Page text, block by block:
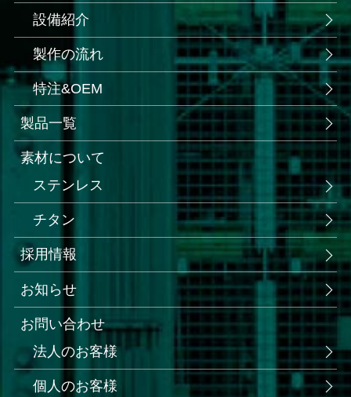
設備紹介
製作の流れ
特注&OEM
製品一覧
素材について
ステンレス
チタン
採用情報
お知らせ
お問い合わせ
法人のお客様
個人のお客様